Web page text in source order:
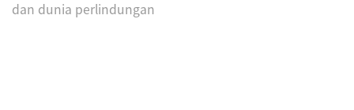
dan dunia perlindungan